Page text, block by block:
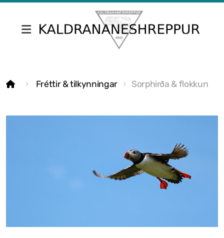
Fréttir & tilkynningar Sorphirða & flokkun
Skrifstofa Kaldrananeshrepps
Fundargerðir sveitarstjórnar